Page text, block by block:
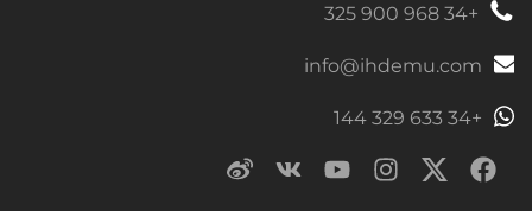
+34 968 900 325
info@ihdemu.com
+34 633 329 144